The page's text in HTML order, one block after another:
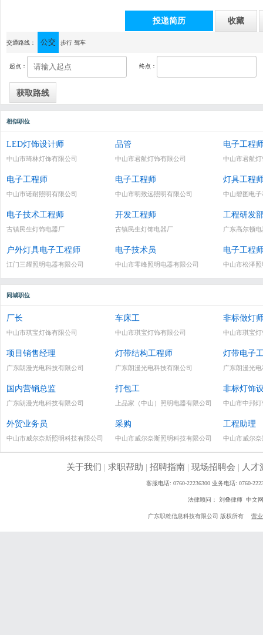
投递简历 收藏
通讯地址：中山市古镇同益工业区同福南路5号江利灯饰园C栋二楼
交通路线： 公交 步行 驾车
起点： 终点：
相似职位
LED灯饰设计师
中山市琦林灯饰有限公司
品管
中山市君航灯饰有限公司
电子工程
中山市君航
电子工程师
中山市诺耐照明有限公司
电子工程师
中山市明致远照明有限公司
灯具工程
中山碧图电
电子技术工程师
古镇民生灯饰电器厂
开发工程师
古镇民生灯饰电器厂
工程研发
广东高尔顿
户外灯具电子工程师
江门三耀照明电器有限公司
电子技术员
中山市零峰照明电器有限公司
电子工程
中山市松泽
同城职位
厂长
中山市琪宝灯饰有限公司
车床工
中山市琪宝灯饰有限公司
非标做灯
中山市琪宝
项目销售经理
广东朗漫光电科技有限公司
灯带结构工程师
广东朗漫光电科技有限公司
灯带电子
广东朗漫光
国内营销总监
广东朗漫光电科技有限公司
打包工
上品家（中山）照明电器有限公司
非标灯饰
中山市中邦
外贸业务员
中山市威尔奈斯照明科技有限公司
采购
中山市威尔奈斯照明科技有限公司
工程助理
中山市威尔
关于我们 | 求职帮助 | 招聘指南| 现场招聘会 | 人才
客服电话: 0760-22236300 业务电话: 0760-
法律顾问： 刘叠律师 中文
广东职乾信息科技有限公司 版权所有 营